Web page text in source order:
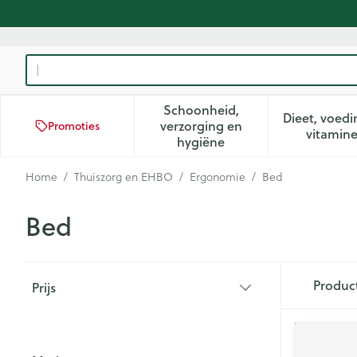
Product, merk, categorie...
Promoties
Schoonheid,
verzorging en
hygiëneToon submenu voor
Dieet,
Home / Thuiszorg en EHBO / Ergonomie / Bed
Bed
Prijs